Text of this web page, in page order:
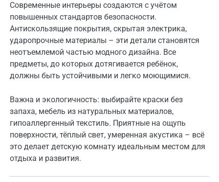
Современные интерьеры создаются с учётом
повышенных стандартов безопасности.
Антискользящие покрытия, скрытая электрика,
ударопрочные материалы – эти детали становятся
неотъемлемой частью модного дизайна. Все
предметы, до которых дотягивается ребёнок,
должны быть устойчивыми и легко моющимися.
Важна и экологичность: выбирайте краски без
запаха, мебель из натуральных материалов,
гипоаллергенный текстиль. Приятные на ощупь
поверхности, тёплый свет, умеренная акустика – всё
это делает детскую комнату идеальным местом для
отдыха и развития.